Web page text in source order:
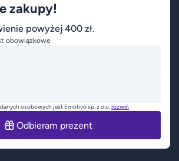
zakupy!
powyżej 400 zł.
obowiązkowe
osobowych jest Emotivo sp. z o.o.rozwiń
Odbieram prezent